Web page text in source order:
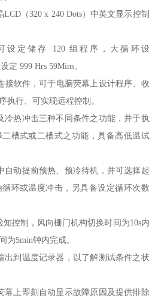
（320 x 240 Dots）中英文显示控制
设定储存 120 组程序，大循环设
定 999 Hrs 59Mins。
接软件，可于电脑荧幕上设计程序、收
执行、可实现远程控制。
冷热冲击三种不同条件之功能，并于执
槽式或二槽式之功能，具备高低温试
自动提前预热、预冷待机，并可选择起
环或温度冲击，另具备设定循环次数
控制，风向栅门机构切换时间为10s内
为5min钟内完成。
出到温度记录器，以了解测试条件之状
幕上即刻自动显示故障原因及提供排除